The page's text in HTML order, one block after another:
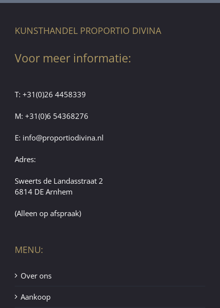
KUNSTHANDEL PROPORTIO DIVINA
Voor meer informatie:
T: +31(0)26 4458339
M: +31(0)6 54368276
E: info@proportiodivina.nl
Adres:
Sweerts de Landasstraat 2
6814 DE Arnhem
(Alleen op afspraak)
MENU:
Over ons
Aankoop